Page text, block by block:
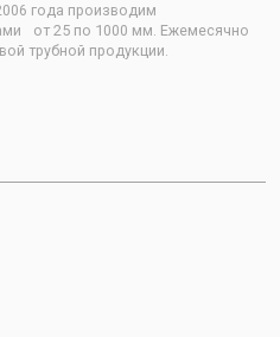
года производим
от 25 по 1000 мм. Ежемесячно
трубной продукции.